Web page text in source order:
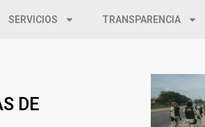
SERVICIOS TRANSPARENCIA
DE